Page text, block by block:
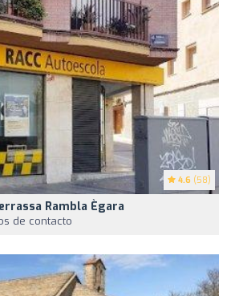
4.6 (58)
Rambla Ègara
de contacto